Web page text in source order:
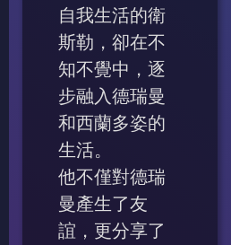
自我生活的衛
斯勒，卻在不
知不覺中，逐
步融入德瑞曼
和西蘭多姿的
生活。
他不僅對德瑞
曼產生了友
誼，更分享了